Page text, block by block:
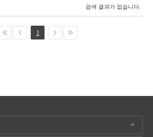
검색 결과가 없습니다.
1